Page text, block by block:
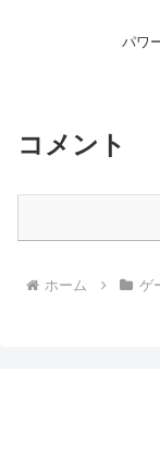
パワ
コメント
ホーム ゲ